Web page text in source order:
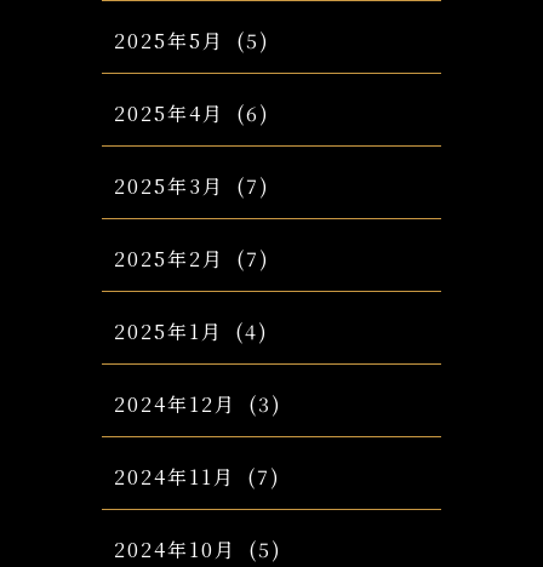
2025年5月 (5)
2025年4月 (6)
2025年3月 (7)
2025年2月 (7)
2025年1月 (4)
2024年12月 (3)
2024年11月 (7)
2024年10月 (5)